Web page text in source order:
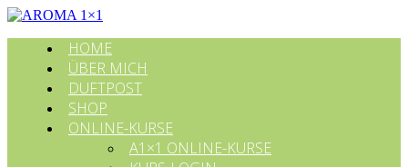
HOME
ÜBER MICH
DUFTPOST
SHOP
ONLINE-KURSE
A1×1 ONLINE-KURSE